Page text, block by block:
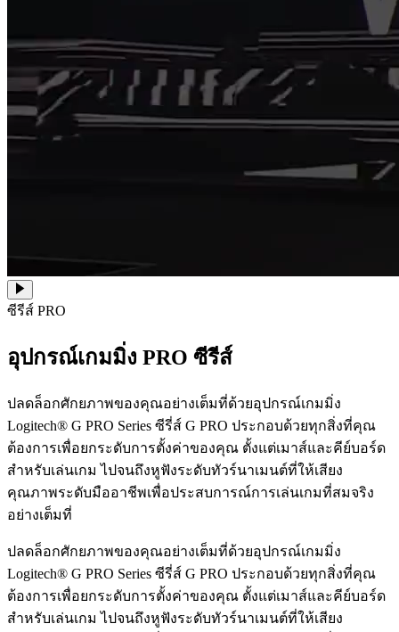
ซีรีส์ PRO
อุปกรณ์เกมมิ่ง PRO ซีรีส์
ปลดล็อกศักยภาพของคุณอย่างเต็มที่ด้วยอุปกรณ์เกมมิ่ง
Logitech® G PRO Series ซีรี่ส์ G PRO ประกอบด้วยทุกสิ่งที่คุณ
ต้องการเพื่อยกระดับการตั้งค่าของคุณ ตั้งแต่เมาส์และคีย์บอร์ด
สำหรับเล่นเกม ไปจนถึงหูฟังระดับทัวร์นาเมนต์ที่ให้เสียง
คุณภาพระดับมืออาชีพเพื่อประสบการณ์การเล่นเกมที่สมจริง
อย่างเต็มที่
ปลดล็อกศักยภาพของคุณอย่างเต็มที่ด้วยอุปกรณ์เกมมิ่ง
Logitech® G PRO Series ซีรี่ส์ G PRO ประกอบด้วยทุกสิ่งที่คุณ
ต้องการเพื่อยกระดับการตั้งค่าของคุณ ตั้งแต่เมาส์และคีย์บอร์ด
สำหรับเล่นเกม ไปจนถึงหูฟังระดับทัวร์นาเมนต์ที่ให้เสียง